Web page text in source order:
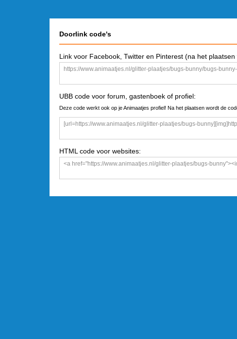
Doorlink code's
Link voor Facebook, Twitter en Pinterest (na het
UBB code voor forum, gastenboek of profiel:
Deze code werkt ook op je Animaatjes profiel! Na het plaatsen wordt de
HTML code voor websites: